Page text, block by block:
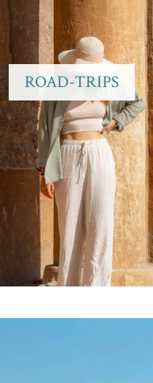
ROAD-TRIPS